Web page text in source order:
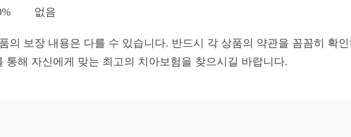
없음
의 보장 내용은 다를 수 있습니다. 반드시 각 상품의 약관을 꼼꼼히 확
통해 자신에게 맞는 최고의 치아보험을 찾으시길 바랍니다.